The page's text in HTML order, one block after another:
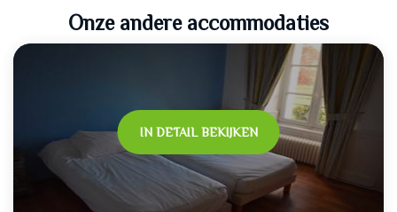
Onze andere accommodaties
IN DETAIL BEKIJKEN